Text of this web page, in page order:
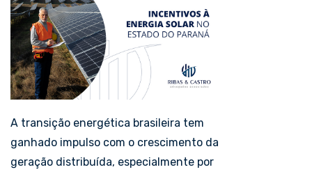
A transição energética brasileira tem
ganhado impulso com o crescimento da
geração distribuída, especialmente por